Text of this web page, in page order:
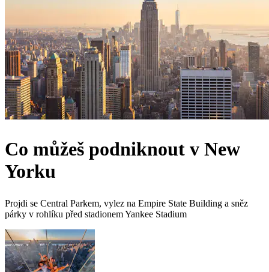
Co můžeš podniknout v New
Yorku
Projdi se Central Parkem, vylez na Empire State Building a sněz
párky v rohlíku před stadionem Yankee Stadium